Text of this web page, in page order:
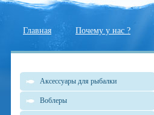
Главная Почему у нас ?
Аксессуары для рыбалки
Воблеры